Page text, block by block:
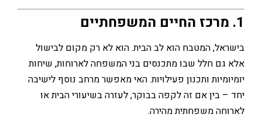
המטבח הוא לב הבית. הוא לא רק מקום לבישול
חלל שבו מתכנסים בני המשפחה לארוחות, שיחות
ותכנון פעילויות. האי מאפשר מרחב נוסף לישיבה
בין אם זה לקפה בבוקר, לעזרה בשיעורי הבית או
משפחתית מהירה.